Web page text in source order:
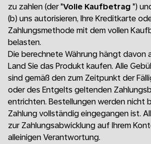
zu zahlen (der "Volle Kaufbetrag ")
(b) uns autorisieren, Ihre Kreditkarte
Zahlungsmethode mit dem vollen
belasten.
Die berechnete Währung hängt davon
Land Sie das Produkt kaufen. Alle
sind gemäß den zum Zeitpunkt der
oder des Entgelts geltenden
entrichten. Bestellungen werden nicht
Zahlung vollständig eingegangen ist.
zur Zahlungsabwicklung auf Ihrem
alleinigen Verantwortung.